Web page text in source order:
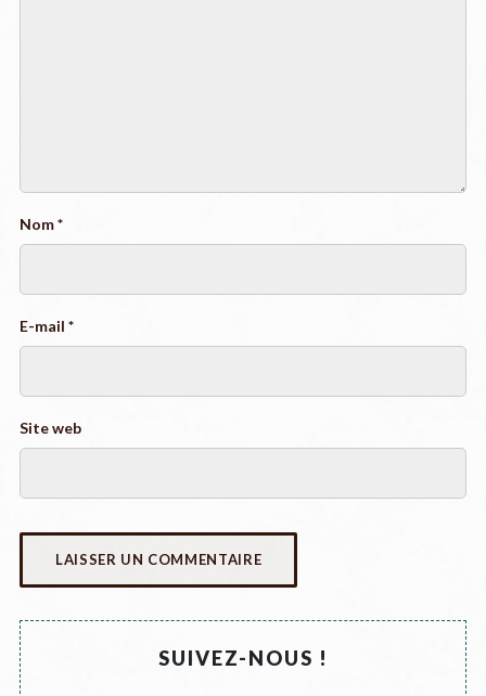
Nom*
E-mail *
Site web
SUIVEZ-NOUS !